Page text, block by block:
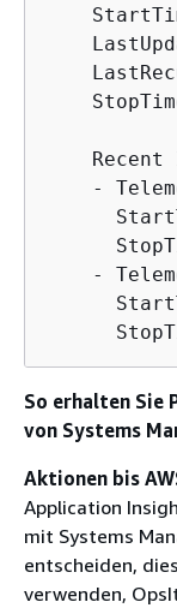
Recent
-
-
So erhalten Sie
von Systems
Aktionen bis
Application
mit Systems
entscheiden,
verwenden,